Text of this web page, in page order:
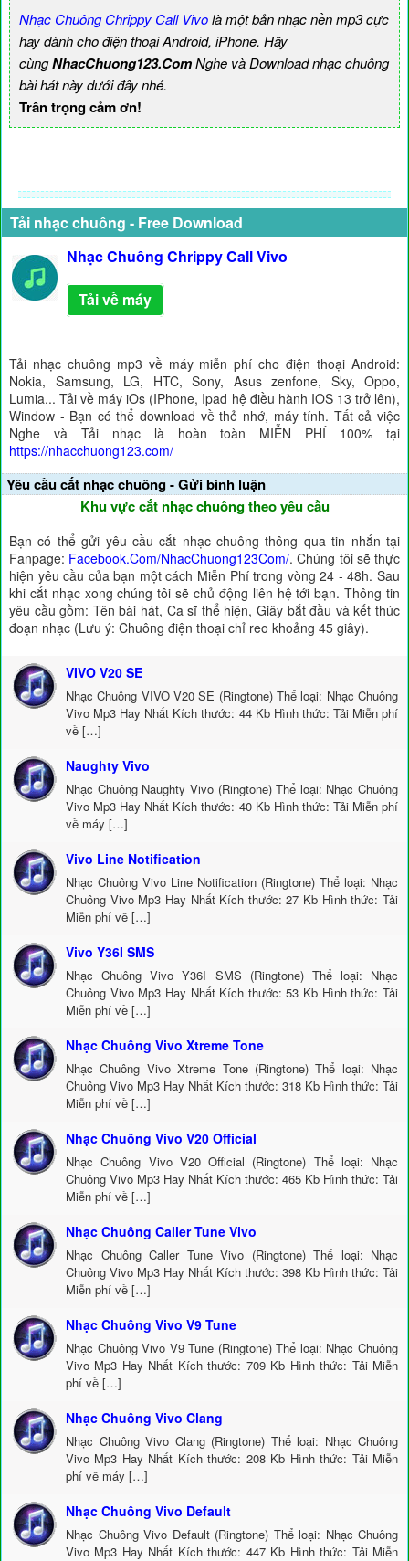
Nhạc Chuông Chrippy Call Vivolà một bản nhạc nền mp3 cực
hay dành cho điện thoại Android, iPhone. Hãy
cùngNhacChuong123.ComNghe và Download nhạc chuông
bài hát này dưới đây nhé.
Trân trọng cảm ơn!
Tải nhạc chuông - Free Download
Nhạc Chuông Chrippy Call Vivo
Tải về máy
Tải nhạc chuông mp3 về máy miễn phí cho điện thoại Android:
Nokia, Samsung, LG, HTC, Sony, Asus zenfone, Sky, Oppo,
Lumia... Tải về máy iOs (IPhone, Ipad hệ điều hành IOS 13 trở lên),
Window - Bạn có thể download về thẻ nhớ, máy tính. Tất cả việc
Nghe và Tải nhạc là hoàn toàn MIỄN PHÍ 100% tại
https://nhacchuong123.com/
Yêu cầu cắt nhạc chuông - Gửi bình luận
Khu vực cắt nhạc chuông theo yêu cầu
Bạn có thể gửi yêu cầu cắt nhạc chuông thông qua tin nhắn tại
Fanpage: Facebook.Com/NhacChuong123Com/. Chúng tôi sẽ thực
hiện yêu cầu của bạn một cách Miễn Phí trong vòng 24 - 48h. Sau
khi cắt nhạc xong chúng tôi sẽ chủ động liên hệ tới bạn. Thông tin
yêu cầu gồm: Tên bài hát, Ca sĩ thể hiện, Giây bắt đầu và kết thúc
đoạn nhạc (Lưu ý: Chuông điện thoại chỉ reo khoảng 45 giây).
VIVO V20 SE
Nhạc Chuông VIVO V20 SE (Ringtone) Thể loại: Nhạc Chuông
Vivo Mp3 Hay Nhất Kích thước: 44 Kb Hình thức: Tải Miễn phí
về […]
Naughty Vivo
Nhạc Chuông Naughty Vivo (Ringtone) Thể loại: Nhạc Chuông
Vivo Mp3 Hay Nhất Kích thước: 40 Kb Hình thức: Tải Miễn phí
về máy […]
Vivo Line Notification
Nhạc Chuông Vivo Line Notification (Ringtone) Thể loại: Nhạc
Chuông Vivo Mp3 Hay Nhất Kích thước: 27 Kb Hình thức: Tải
Miễn phí về […]
Vivo Y36I SMS
Nhạc Chuông Vivo Y36I SMS (Ringtone) Thể loại: Nhạc
Chuông Vivo Mp3 Hay Nhất Kích thước: 53 Kb Hình thức: Tải
Miễn phí về […]
Nhạc Chuông Vivo Xtreme Tone
Nhạc Chuông Vivo Xtreme Tone (Ringtone) Thể loại: Nhạc
Chuông Vivo Mp3 Hay Nhất Kích thước: 318 Kb Hình thức: Tải
Miễn phí về […]
Nhạc Chuông Vivo V20 Official
Nhạc Chuông Vivo V20 Official (Ringtone) Thể loại: Nhạc
Chuông Vivo Mp3 Hay Nhất Kích thước: 465 Kb Hình thức: Tải
Miễn phí về […]
Nhạc Chuông Caller Tune Vivo
Nhạc Chuông Caller Tune Vivo (Ringtone) Thể loại: Nhạc
Chuông Vivo Mp3 Hay Nhất Kích thước: 398 Kb Hình thức: Tải
Miễn phí về […]
Nhạc Chuông Vivo V9 Tune
Nhạc Chuông Vivo V9 Tune (Ringtone) Thể loại: Nhạc Chuông
Vivo Mp3 Hay Nhất Kích thước: 709 Kb Hình thức: Tải Miễn
phí về […]
Nhạc Chuông Vivo Clang
Nhạc Chuông Vivo Clang (Ringtone) Thể loại: Nhạc Chuông
Vivo Mp3 Hay Nhất Kích thước: 208 Kb Hình thức: Tải Miễn
phí về máy […]
Nhạc Chuông Vivo Default
Nhạc Chuông Vivo Default (Ringtone) Thể loại: Nhạc Chuông
Vivo Mp3 Hay Nhất Kích thước: 447 Kb Hình thức: Tải Miễn